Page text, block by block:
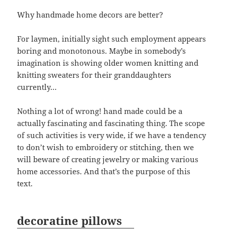
Why handmade home decors are better?
For laymen, initially sight such employment appears
boring and monotonous. Maybe in somebody’s
imagination is showing older women knitting and
knitting sweaters for their granddaughters
currently…
Nothing a lot of wrong! hand made could be a
actually fascinating and fascinating thing. The scope
of such activities is very wide, if we have a tendency
to don’t wish to embroidery or stitching, then we
will beware of creating jewelry or making various
home accessories. And that’s the purpose of this
text.
decoratine pillows